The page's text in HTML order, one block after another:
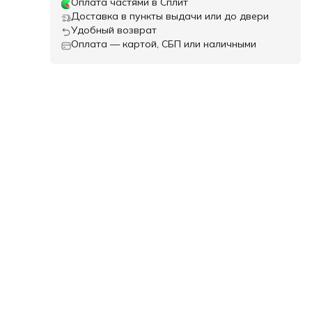
Доставка в пункты выдачи или до двери
Удобный возврат
Оплата — картой, СБП или наличными